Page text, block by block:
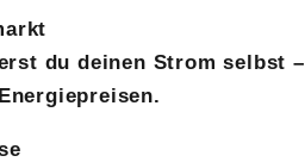
du deinen Strom selbst –